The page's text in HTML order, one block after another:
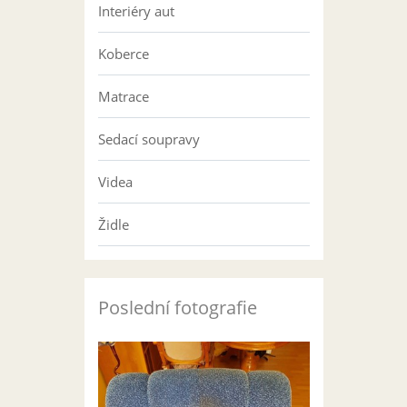
Interiéry aut
Koberce
Matrace
Sedací soupravy
Videa
Židle
Poslední fotografie